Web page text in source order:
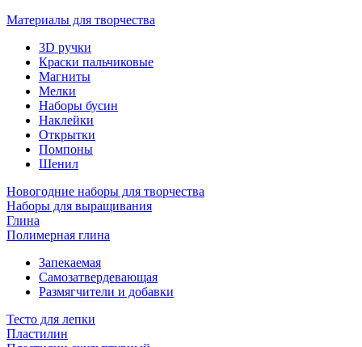
Материалы для творчества
3D ручки
Краски пальчиковые
Магниты
Мелки
Наборы бусин
Наклейки
Открытки
Помпоны
Шенил
Новогодние наборы для творчества
Наборы для выращивания
Глина
Полимерная глина
Запекаемая
Самозатвердевающая
Размягчители и добавки
Тесто для лепки
Пластилин